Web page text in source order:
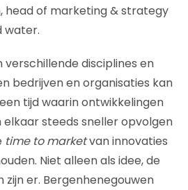
head of marketing & strategy
water.
disciplines en
bedrijven en organisaties kan
tijd waarin ontwikkelingen
steeds sneller opvolgen
time to marketvan innovaties
Niet alleen als idee, de
zijn er. Bergenhenegouwen